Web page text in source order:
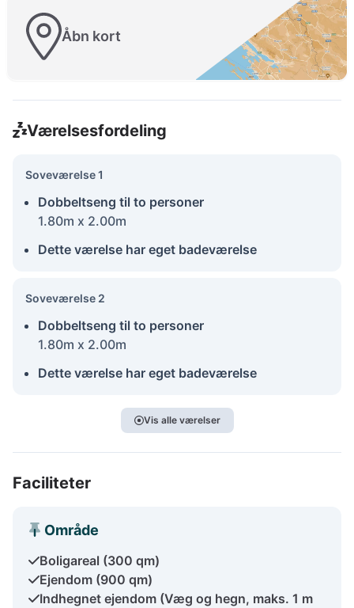
Åbn kort
Værelsesfordeling
Soveværelse 1
Dobbeltseng til to personer
1.80m x 2.00m
Dette værelse har eget badeværelse
Soveværelse 2
Dobbeltseng til to personer
1.80m x 2.00m
Dette værelse har eget badeværelse
Vis alle værelser
Faciliteter
Område
Boligareal (300 qm)
Ejendom (900 qm)
Indhegnet ejendom (Væg og hegn, maks. 1 m